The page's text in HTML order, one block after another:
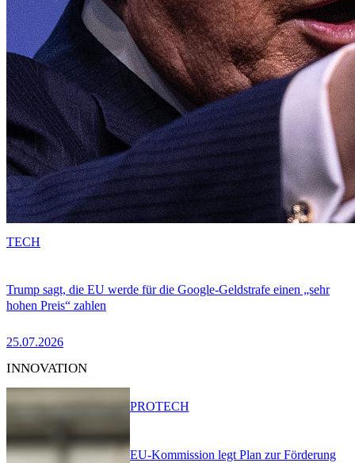
Trump sagt, die EU werde für die Google-Geldstrafe einen „sehr
hohen Preis“ zahlen
25.07.2026
TECH
INNOVATION
EU-Kommission legt Plan zur Förderung
PROTECH